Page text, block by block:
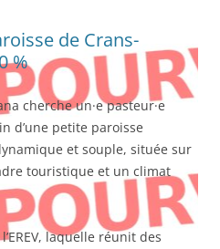
de Crans-
%
cherche un·e pasteur·e
d’une petite paroisse
et souple, située sur
touristique et un climat
laquelle réunit des